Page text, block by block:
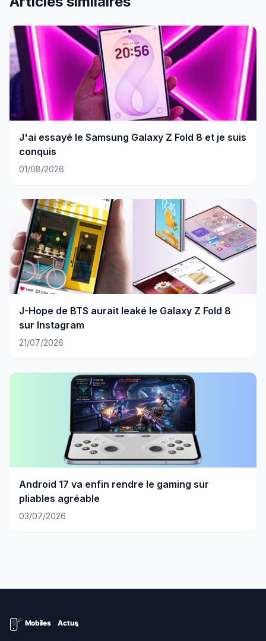
J'ai essayé le Samsung Galaxy Z Fold 8 et je suis
conquis
01/08/2026
J-Hope de BTS aurait leaké le Galaxy Z Fold 8
sur Instagram
21/07/2026
Android 17 va enfin rendre le gaming sur
pliables agréable
03/07/2026